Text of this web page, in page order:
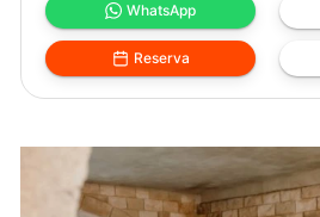
WhatsApp
Reserva